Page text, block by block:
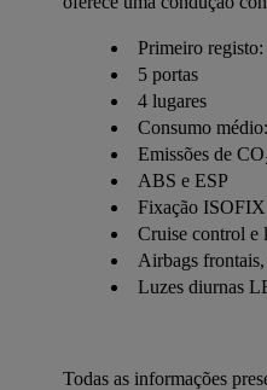
Primeiro
5 portas
4 lugares
Consumo
Emissões de
ABS e ESP
Fixação ISOFIX
Cruise control e
Airbags frontais,
Luzes diurnas
Todas as informações